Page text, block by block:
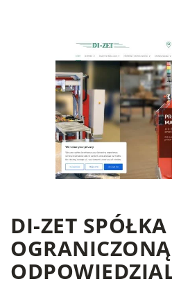
DI-ZET SPÓŁKA
OGRANICZONĄ